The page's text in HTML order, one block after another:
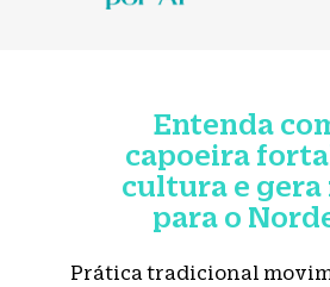
Entenda
capoeira
cultura e gera
para o
Prática tradicional